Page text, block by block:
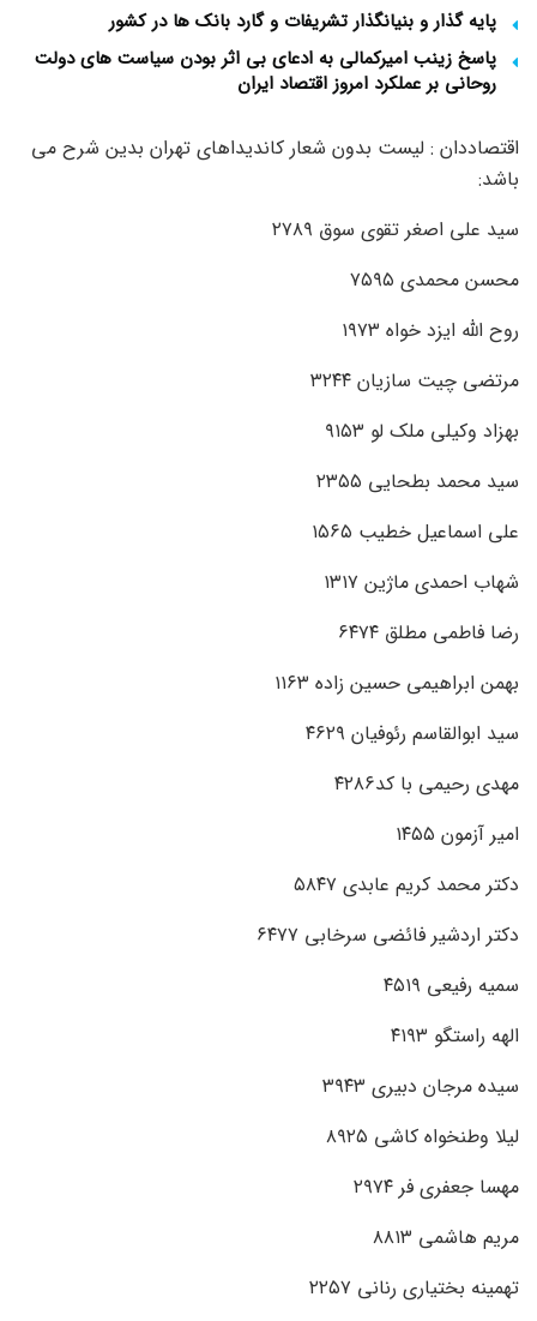
پایه گذار و بنیانگذار تشریفات و گارد بانک ها در کشور
پاسخ زینب امیرکمالی به ادعای بی اثر بودن سیاست های دولت
روحانی بر عملکرد امروز اقتصاد ایران
اقتصاددان : لیست بدون شعار کاندیداهای تهران بدین شرح می
باشد:
سید علی اصغر تقوی سوق ۲۷۸۹
محسن محمدی ۷۵۹۵
روح الله ایزد خواه ۱۹۷۳
مرتضی چیت سازیان ۳۲۴۴
بهزاد وکیلی ملک لو ۹۱۵۳
سید محمد بطحایی ۲۳۵۵
علی اسماعیل خطیب ۱۵۶۵
شهاب احمدی ماژین ۱۳۱۷
رضا فاطمی مطلق ۶۴۷۴
بهمن ابراهیمی حسین زاده ۱۱۶۳
سید ابوالقاسم رئوفیان ۴۶۲۹
مهدی رحیمی با کد۴۲۸۶
امیر آزمون ۱۴۵۵
دکتر محمد کریم عابدی ۵۸۴۷
دکتر اردشیر فائضی سرخابی ۶۴۷۷
سمیه رفیعی ۴۵۱۹
الهه راستگو ۴۱۹۳
سیده مرجان دبیری ۳۹۴۳
لیلا وطنخواه کاشی ۸۹۲۵
مهسا جعفری فر ۲۹۷۴
مریم هاشمی ۸۸۱۳
تهمینه بختیاری رنانی ۲۲۵۷